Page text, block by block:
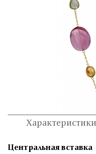
Характеристики
Центральная вставка